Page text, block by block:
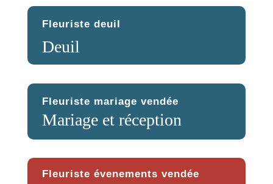
Fleuriste deuil
Deuil
Fleuriste mariage vendée
Mariage et réception
Fleuriste évenements vendée